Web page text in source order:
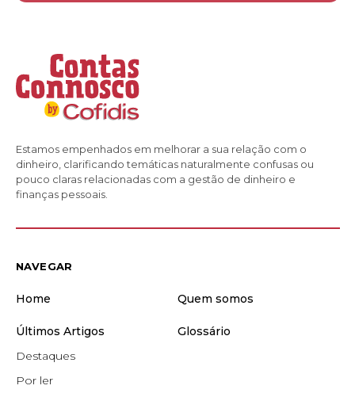
Estamos empenhados em melhorar a sua relação com o
dinheiro, clarificando temáticas naturalmente confusas ou
pouco claras relacionadas com a gestão de dinheiro e
finanças pessoais.
NAVEGAR
Home Quem somos
Últimos Artigos
Destaques
Por ler
Glossário